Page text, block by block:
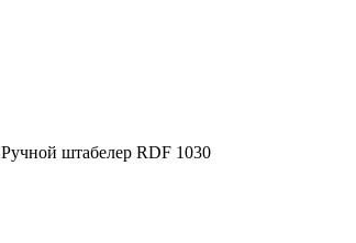
Ручной штабелер RDF 1030